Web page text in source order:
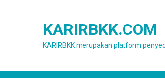
KARIRBKK.COM
KARIRBKK merupakan platform